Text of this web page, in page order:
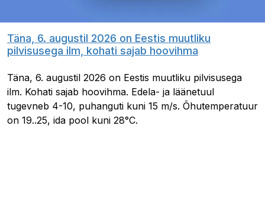
Täna, 6. augustil 2026 on Eestis muutliku
pilvisusega ilm, kohati sajab hoovihma
Täna, 6. augustil 2026 on Eestis muutliku pilvisusega
ilm. Kohati sajab hoovihma. Edela- ja läänetuul
tugevneb 4-10, puhanguti kuni 15 m/s. Õhutemperatuur
on 19..25, ida pool kuni 28°C.